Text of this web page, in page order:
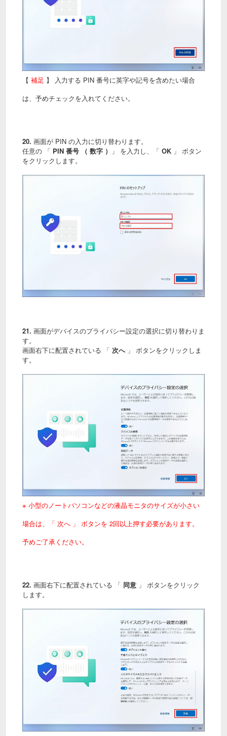
【 補足 】 入力する PIN 番号に英字や記号を含めたい場合
は、予めチェックを入れてください。
20. 画面が PIN の入力に切り替わります。
任意の 「 PIN 番号 （ 数字 ） 」 を入力し、「 OK 」 ボタン
をクリックします。
21. 画面がデバイスのプライバシー設定の選択に切り替わりま
す。
画面右下に配置されている 「 次へ」 ボタンをクリックしま
す。
※ 小型のノートパソコンなどの液晶モニタのサイズが小さい
場合は、「 次へ 」 ボタンを 2回以上押す必要があります。
予めご了承ください。
22. 画面右下に配置されている 「 同意 」 ボタンをクリック
します。